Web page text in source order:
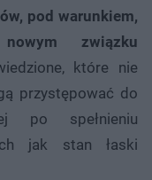
pod warunkiem,
związku
które nie
przystępować do
po spełnieniu
jak stan łaski